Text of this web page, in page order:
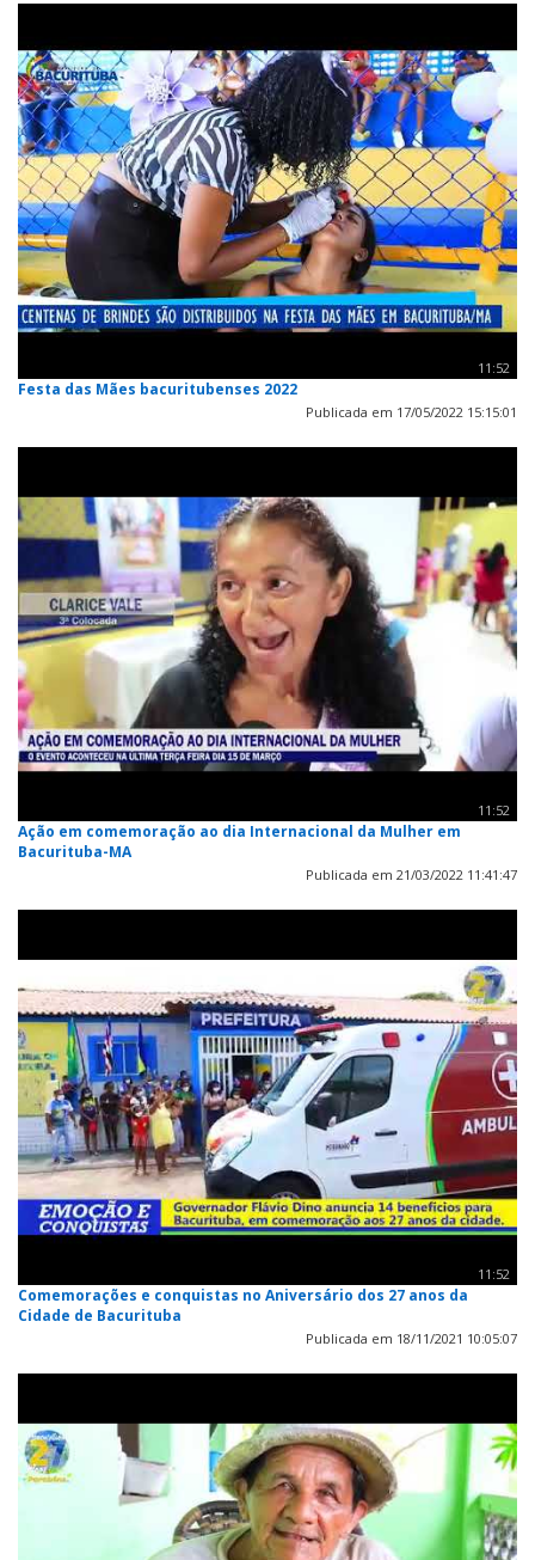
11:52
Festa das Mães bacuritubenses 2022
Publicada em 17/05/2022 15:15:01
11:52
Ação em comemoração ao dia Internacional da Mulher em
Bacurituba-MA
Publicada em 21/03/2022 11:41:47
11:52
Comemorações e conquistas no Aniversário dos 27 anos da
Cidade de Bacurituba
Publicada em 18/11/2021 10:05:07